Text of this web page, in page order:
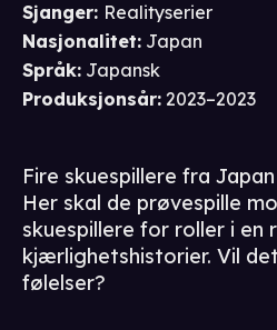
Sjanger: Realityserier
Nasjonalitet: Japan
Språk: Japansk
Produksjonsår: 2023–2023
Fire skuespillere fra
Her skal de prøvespille
skuespillere for roller i en
kjærlighetshistorier. Vil
følelser?